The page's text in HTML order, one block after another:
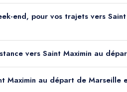
end, pour vos trajets vers
vers Saint Maximin au
Maximin au départ de Marseille